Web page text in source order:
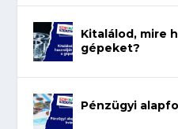
Kitalálod, mire
gépeket?
Pénzügyi